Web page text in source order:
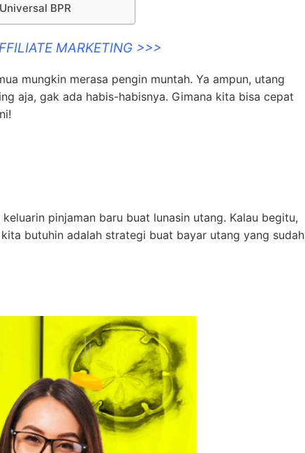
BPR
MARKETING >>>
mungkin merasa pengin muntah. Ya ampun, utang
aja, gak ada habis-habisnya. Gimana kita bisa cepat
pinjaman baru buat lunasin utang. Kalau begitu,
butuhin adalah strategi buat bayar utang yang sudah